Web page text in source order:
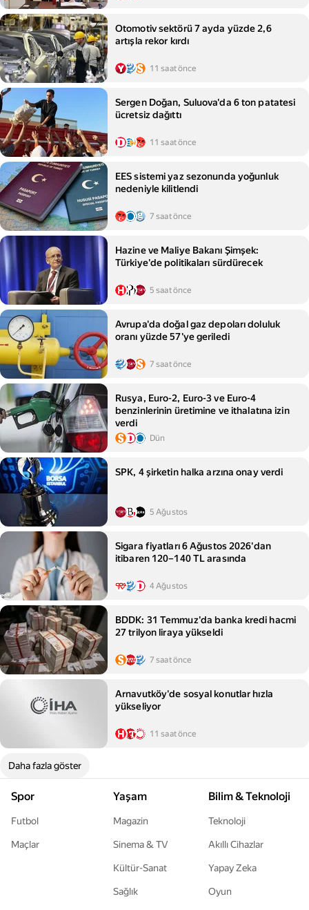
Otomotiv sektörü 7 ayda yüzde 2,6
artışla rekor kırdı
11 saat önce
Sergen Doğan, Suluova'da 6 ton patatesi
ücretsiz dağıttı
11 saat önce
EES sistemi yaz sezonunda yoğunluk
nedeniyle kilitlendi
7 saat önce
Hazine ve Maliye Bakanı Şimşek:
Türkiye'de politikaları sürdürecek
5 saat önce
Avrupa'da doğal gaz depoları doluluk
oranı yüzde 57'ye geriledi
7 saat önce
Rusya, Euro-2, Euro-3 ve Euro-4
benzinlerinin üretimine ve ithalatına izin
verdi
Dün
SPK, 4 şirketin halka arzına onay verdi
5 Ağustos
Sigara fiyatları 6 Ağustos 2026'dan
itibaren 120–140 TL arasında
4 Ağustos
BDDK: 31 Temmuz'da banka kredi hacmi
27 trilyon liraya yükseldi
7 saat önce
Arnavutköy'de sosyal konutlar hızla
yükseliyor
11 saat önce
Daha fazla göster
Spor
Futbol
Maçlar
Yaşam
Magazin
Sinema & TV
Kültür-Sanat
Sağlık
Bilim & Teknoloji
Teknoloji
Akıllı Cihazlar
Yapay Zeka
Oyun